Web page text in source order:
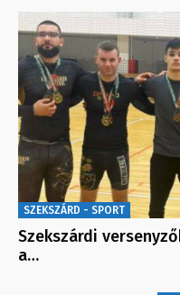
SZEKSZÁRD - SPORT
Szekszárdi
a…